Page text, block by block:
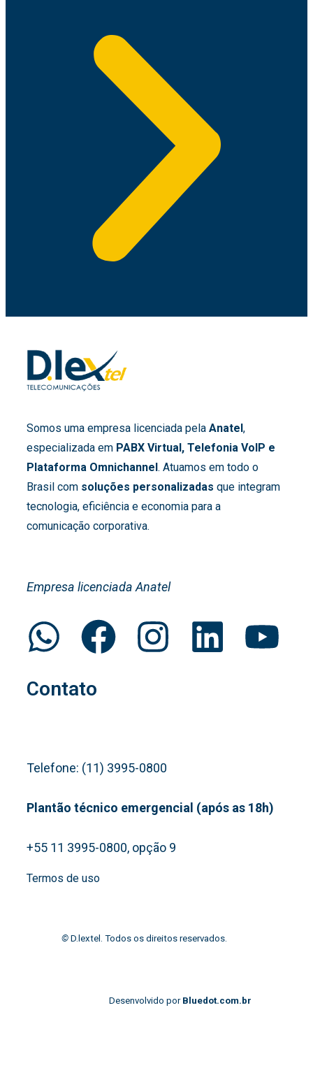
Somos uma empresa licenciada pela Anatel,
especializada em PABX Virtual, Telefonia VoIP e
Plataforma Omnichannel. Atuamos em todo o
Brasil com soluções personalizadas que integram
tecnologia, eficiência e economia para a
comunicação corporativa.
Empresa licenciada Anatel
Contato
Telefone: (11) 3995-0800
Plantão técnico emergencial (após as 18h)
+55 11 3995-0800, opção 9
Termos de uso
© D.lextel. Todos os direitos reservados.
Desenvolvido por Bluedot.com.br